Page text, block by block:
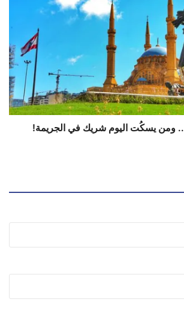
ومن يسكُت اليوم شريك في الجريمة!